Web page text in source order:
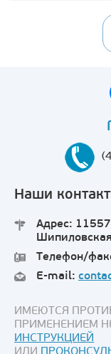
Наши
Адрес:
Телефон/
E-mail:
ИМЕЮТСЯ
ПРИМЕНЕНИЕМ
ИНСТРУКЦИЕЙ
ИЛИ